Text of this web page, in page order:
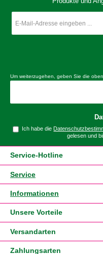
Mail-
*
Um weiterzugehen, geben Sie die
Ich habe die
gelesen und
Service-Hotline
Service
Informationen
Unsere Vorteile
Versandarten
Zahlungsarten